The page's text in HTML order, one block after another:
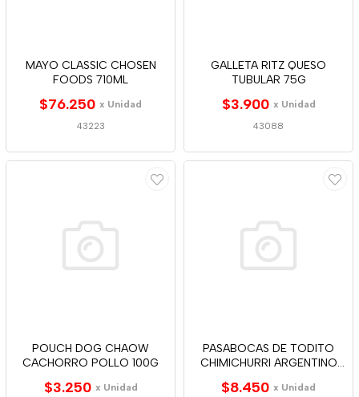
MAYO CLASSIC CHOSEN
FOODS 710ML
$76.250 x Unidad
43223
GALLETA RITZ QUESO
TUBULAR 75G
$3.900 x Unidad
43088
POUCH DOG CHAOW
CACHORRO POLLO 100G
$3.250 x Unidad
PASABOCAS DE TODITO
CHIMICHURRI ARGENTINO
$8.450 x Unidad